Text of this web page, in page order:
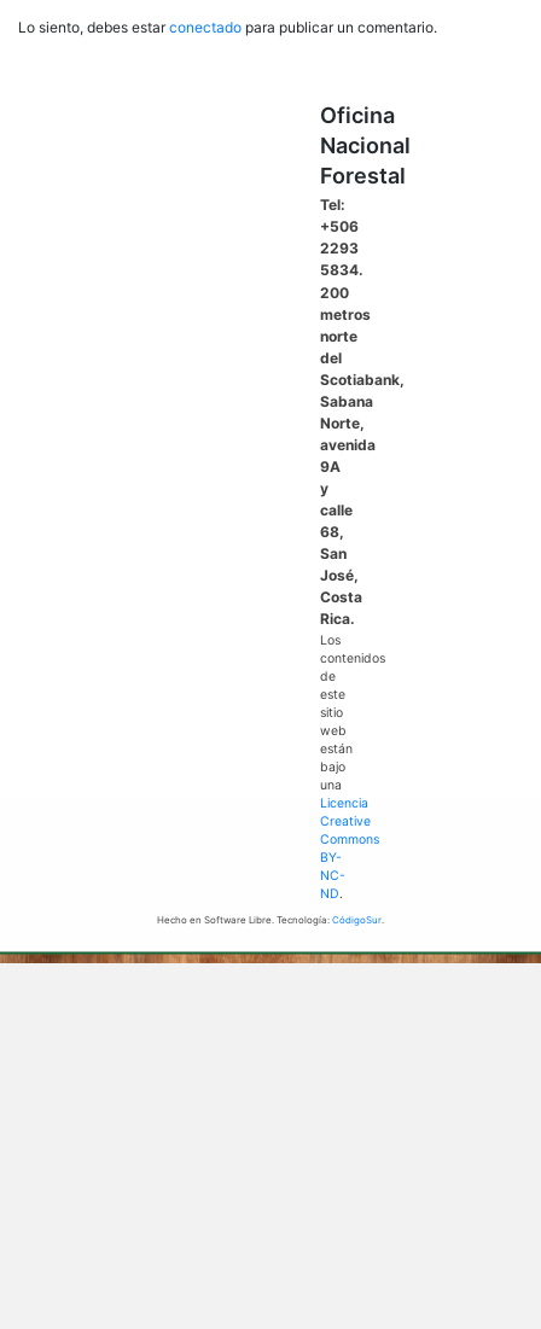
Lo siento, debes estarconectado para publicar un comentario.
Oficina
Nacional
Forestal
Tel:
+506
2293
5834.
200
metros
norte
del
Scotiabank,
Sabana
Norte,
avenida
9A
y
calle
68,
San
José,
Costa
Rica.
Los
contenidos
de
este
sitio
web
están
bajo
una
Licencia
Creative
Commons
BY-
NC-
ND.
Hecho en Software Libre. Tecnología: CódigoSur.